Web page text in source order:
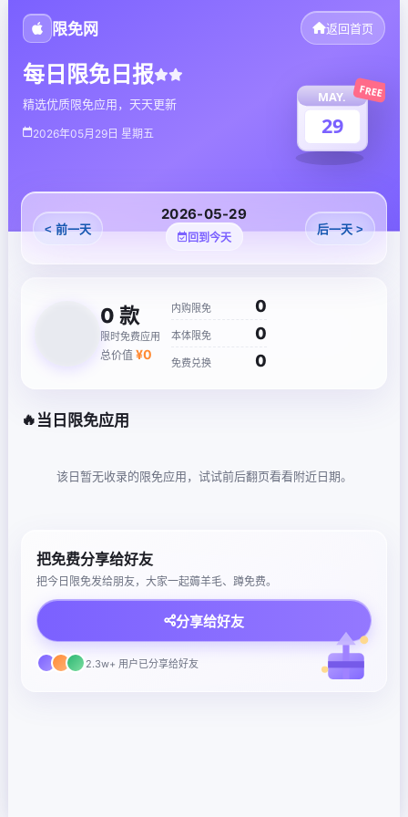
限免网 返回首页
每日限免日报
精选优质限免应用，天天更新
2026年05月29日 星期五
MAY.
29
FREE
< 前一天
2026-05-29
回到今天
后一天 >
0 款
限时免费应用
总价值 ¥0
内购限免 0
本体限免 0
免费兑换 0
🔥 当日限免应用
该日暂无收录的限免应用，试试前后翻页看看附近日期。
把免费分享给好友
把今日限免发给朋友，大家一起薅羊毛、蹲免费。
分享给好友
2.3w+ 用户已分享给好友